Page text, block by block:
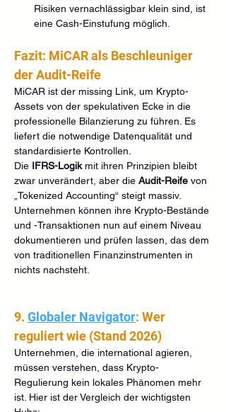
Risiken vernachlässigbar klein sind, ist
eine Cash-Einstufung möglich.
Fazit: MiCAR als Beschleuniger
der Audit-Reife
MiCAR ist der missing Link, um Krypto-
Assets von der spekulativen Ecke in die
professionelle Bilanzierung zu führen. Es
liefert die notwendige Datenqualität und
standardisierte Kontrollen.
Die IFRS-Logik mit ihren Prinzipien bleibt
zwar unverändert, aber die Audit-Reife von
„Tokenized Accounting“ steigt massiv.
Unternehmen können ihre Krypto-Bestände
und -Transaktionen nun auf einem Niveau
dokumentieren und prüfen lassen, das dem
von traditionellen Finanzinstrumenten in
nichts nachsteht.
9. Globaler Navigator: Wer
reguliert wie (Stand 2026)
Unternehmen, die international agieren,
müssen verstehen, dass Krypto-
Regulierung kein lokales Phänomen mehr
ist. Hier ist der Vergleich der wichtigsten